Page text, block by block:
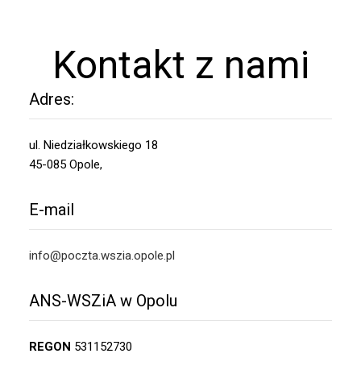
Kontakt z nami
Adres:
ul. Niedziałkowskiego 18
45-085 Opole,
E-mail
info@poczta.wszia.opole.pl
ANS-WSZiA w Opolu
REGON 531152730